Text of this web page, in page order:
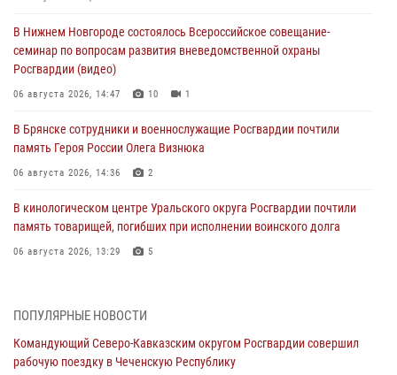
В Нижнем Новгороде состоялось Всероссийское совещание-
семинар по вопросам развития вневедомственной охраны
Росгвардии (видео)
06 августа 2026, 14:47 10 1
В Брянске сотрудники и военнослужащие Росгвардии почтили
память Героя России Олега Визнюка
06 августа 2026, 14:36 2
В кинологическом центре Уральского округа Росгвардии почтили
память товарищей, погибших при исполнении воинского долга
06 августа 2026, 13:29 5
Росгвардейцы задержали мужчину, открывшего стрельбу в
ПОПУЛЯРНЫЕ НОВОСТИ
Командующий Северо-Кавказским округом Росгвардии совершил
рабочую поездку в Чеченскую Республику